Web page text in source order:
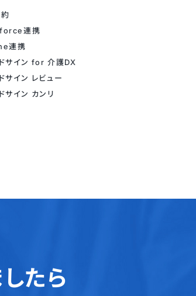
連携
連携
サイン for 介護DX
サイン レビュー
サイン カンリ
たら